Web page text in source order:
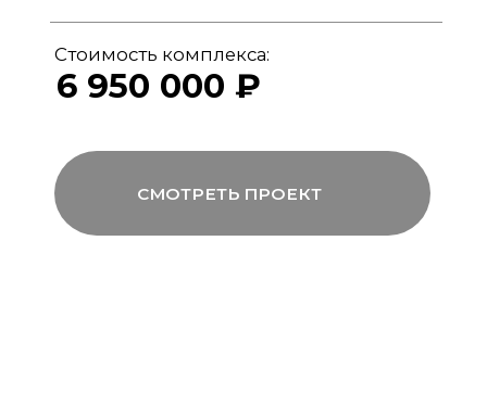
Мы совмещаем скорость модульной
сборки с технологиями капитального
строительства, включая использование
бетона, керамогранита и премиального
инженерного оборудования